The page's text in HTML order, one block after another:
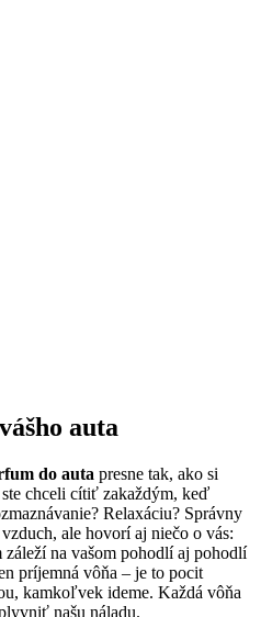
auta
do auta presne tak, ako si
chceli cítiť zakaždým, keď
Relaxáciu? Správny
ale hovorí aj niečo o vás:
záleží na vašom pohodlí aj pohodlí
príjemná vôňa – je to pocit
kamkoľvek ideme. Každá vôňa
našu náladu.